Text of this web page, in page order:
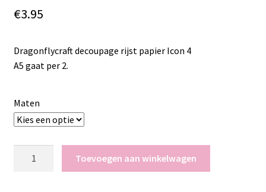
€3.95
Dragonflycraft decoupage rijst papier Icon 4
A5 gaat per 2.
Maten
Toevoegen aan winkelwagen